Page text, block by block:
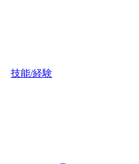
技能/経験